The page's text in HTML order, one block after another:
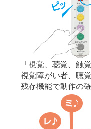
「視覚、聴覚、触
視覚障がい者、聴
残存機能で動作の